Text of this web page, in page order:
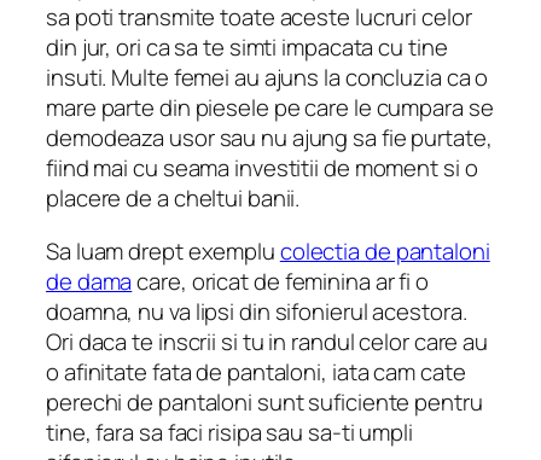
sa poti transmite toate aceste lucruri celor
din jur, ori ca sa te simti impacata cu tine
insuti. Multe femei au ajuns la concluzia ca o
mare parte din piesele pe care le cumpara se
demodeaza usor sau nu ajung sa fie purtate,
fiind mai cu seama investitii de moment si o
placere de a cheltui banii.
Sa luam drept exemplucolectia de pantaloni
de damacare, oricat de feminina ar fi o
doamna, nu va lipsi din sifonierul acestora.
Ori daca te inscrii si tu in randul celor care au
o afinitate fata de pantaloni, iata cam cate
perechi de pantaloni sunt suficiente pentru
tine, fara sa faci risipa sau sa-ti umpli